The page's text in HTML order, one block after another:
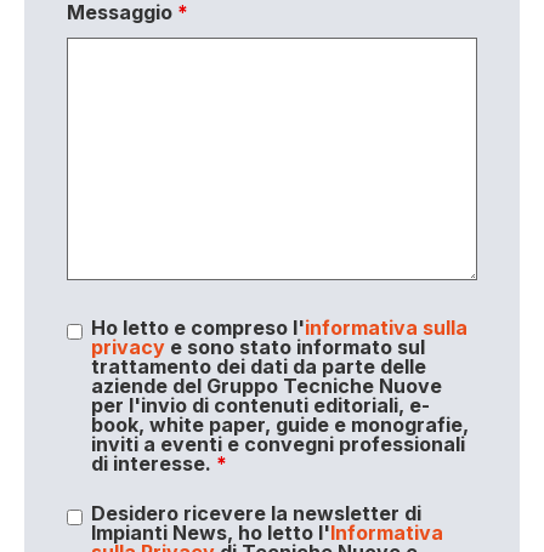
Messaggio *
Ho letto e compreso l'informativa sulla
privacye sono stato informato sul
trattamento dei dati da parte delle
aziende del Gruppo Tecniche Nuove
per l'invio di contenuti editoriali, e-
book, white paper, guide e monografie,
inviti a eventi e convegni professionali
di interesse. *
Desidero ricevere la newsletter di
Impianti News, ho letto l'Informativa